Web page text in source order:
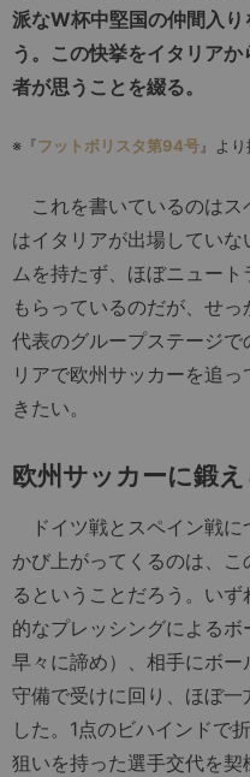
派なW杯中堅国の仲間入
う。この快挙をイタリア
者が思うことを綴る。
※『フットボリスタ第94号』より
これを書いているのはス
はイタリアが出場してい
ムを持たず、ほぼニュー
もらっているのだが、せ
代表のグループステージ
リアで欧州サッカーを追
きたい。
欧州サッカーに鍛
ドイツ戦とスペイン戦に
かび上がってくるのは、
るということだろう。い
的なプレッシングによる
早々に諦め）、相手にボ
守備で受けに回り、ほぼ
した。1点のビハインドで
狙いを持った選手交代を